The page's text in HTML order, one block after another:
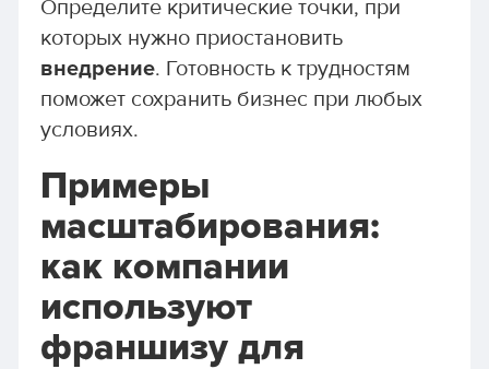
Определите критические точки, при
которых нужно приостановить
внедрение. Готовность к трудностям
поможет сохранить бизнес при любых
условиях.
Примеры
масштабирования:
как компании
используют
франшизу для